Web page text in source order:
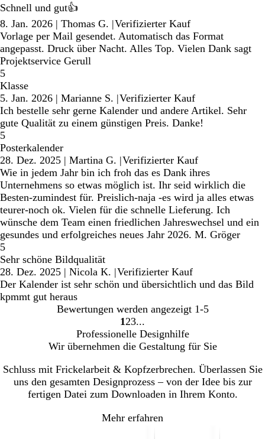
Schnell und gut👍
8. Jan. 2026 | Thomas G. |Verifizierter Kauf
Vorlage per Mail gesendet. Automatisch das Format
angepasst. Druck über Nacht. Alles Top. Vielen Dank sagt
Projektservice Gerull
5
Klasse
5. Jan. 2026 | Marianne S. |Verifizierter Kauf
Ich bestelle sehr gerne Kalender und andere Artikel. Sehr
gute Qualität zu einem günstigen Preis. Danke!
5
Posterkalender
28. Dez. 2025 | Martina G. |Verifizierter Kauf
Wie in jedem Jahr bin ich froh das es Dank ihres
Unternehmens so etwas möglich ist. Ihr seid wirklich die
Besten-zumindest für. Preislich-naja -es wird ja alles etwas
teurer-noch ok. Vielen für die schnelle Lieferung. Ich
wünsche dem Team einen friedlichen Jahreswechsel und ein
gesundes und erfolgreiches neues Jahr 2026. M. Gröger
5
Sehr schöne Bildqualität
28. Dez. 2025 | Nicola K. |Verifizierter Kauf
Der Kalender ist sehr schön und übersichtlich und das Bild
kpmmt gut heraus
Bewertungen werden angezeigt 1-5
Gehe
zu
Seite
1 Gehe
zu
Seite
2 Gehe
zu
Seite
3
Professionelle Designhilfe
Wir übernehmen die Gestaltung für Sie
Schluss mit Frickelarbeit & Kopfzerbrechen. Überlassen Sie
uns den gesamten Designprozess – von der Idee bis zur
fertigen Datei zum Downloaden in Ihrem Konto.
Mehr erfahren